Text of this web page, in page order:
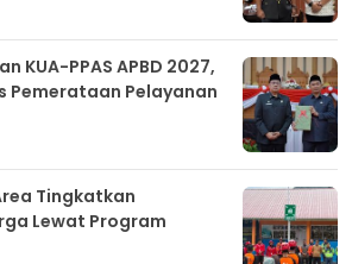
KUA-PPAS APBD 2027,
Pemerataan Pelayanan
Tingkatkan
Lewat Program